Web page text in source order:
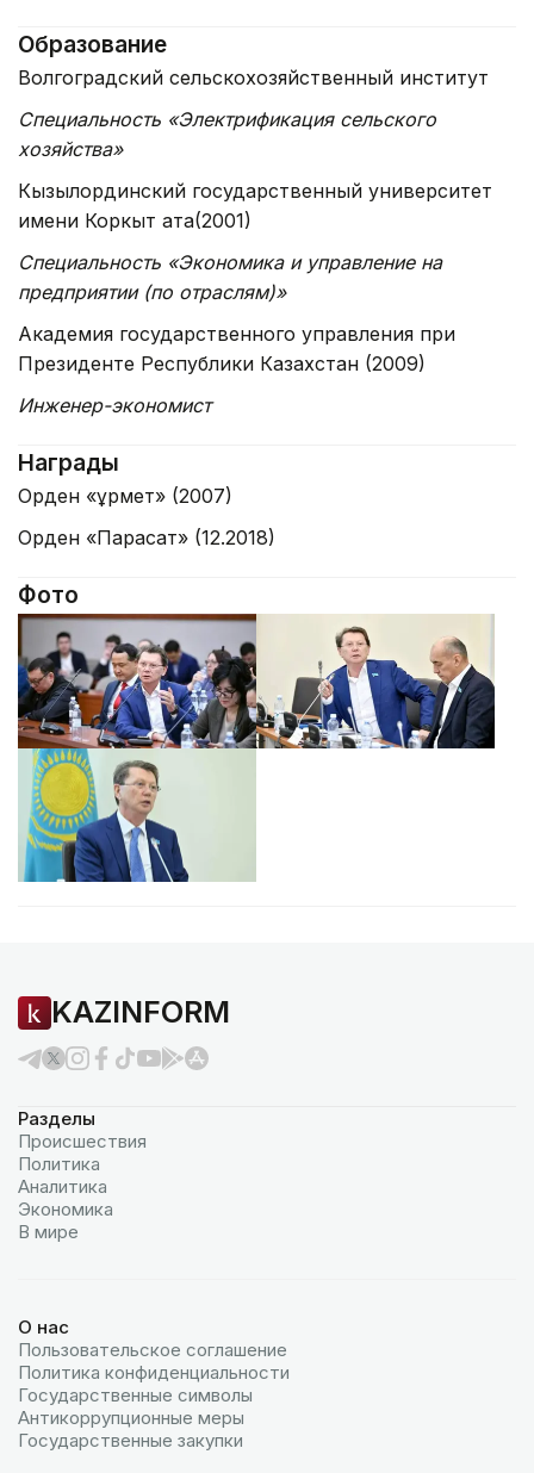
Образование
Волгоградский сельскохозяйственный институт
Специальность «Электрификация сельского
хозяйства»
Кызылординский государственный университет
имени Коркыт ата(2001)
Специальность «Экономика и управление на
предприятии (по отраслям)»
Академия государственного управления при
Президенте Республики Казахстан (2009)
Инженер-экономист
Награды
Орден «Құрмет» (2007)
Орден «Парасат» (12.2018)
Фото
KAZINFORM
Разделы
Происшествия
Политика
Аналитика
Экономика
В мире
О нас
Пользовательское соглашение
Политика конфиденциальности
Государственные символы
Антикоррупционные меры
Государственные закупки